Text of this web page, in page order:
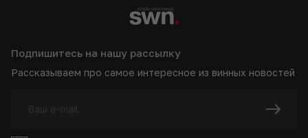
Подпишитесь на нашу рассылку
Рассказываем про самое интересное из винных новостей